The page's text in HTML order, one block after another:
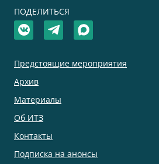
ПОДЕЛИТЬСЯ
Предстоящие мероприятия
Архив
Материалы
Об ИТЗ
Контакты
Подписка на анонсы